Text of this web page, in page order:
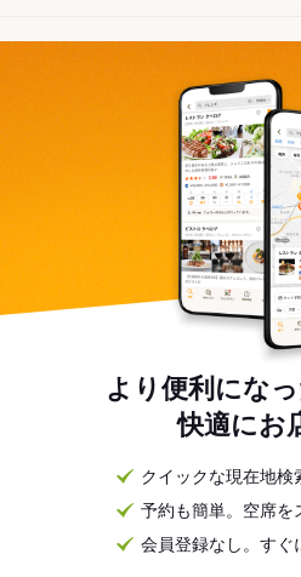
より便利にな
快適にお
クイックな現在地検
予約も簡単。空席を
会員登録なし。すぐ